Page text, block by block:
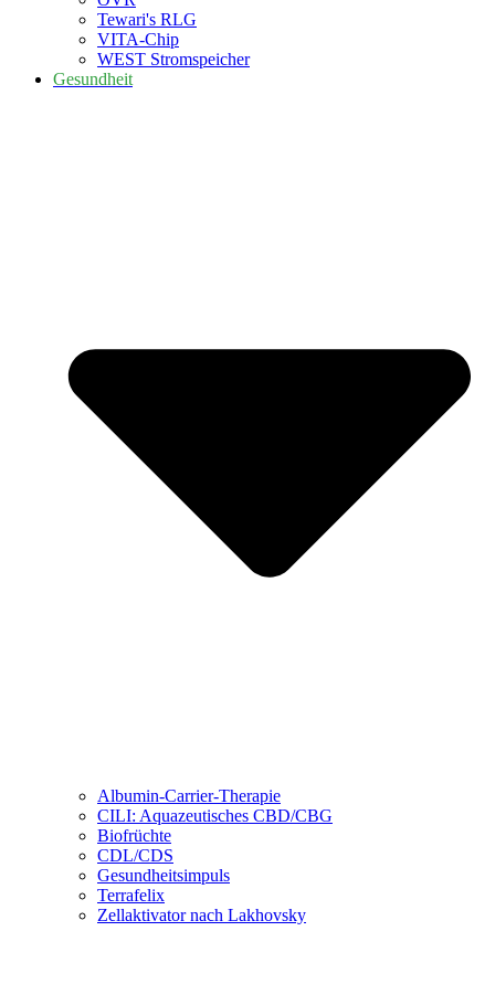
Tewari's RLG
VITA-Chip
WEST Stromspeicher
Gesundheit
Albumin-Carrier-Therapie
CILI: Aquazeutisches CBD/CBG
Biofrüchte
CDL/CDS
Gesundheitsimpuls
Terrafelix
Zellaktivator nach Lakhovsky